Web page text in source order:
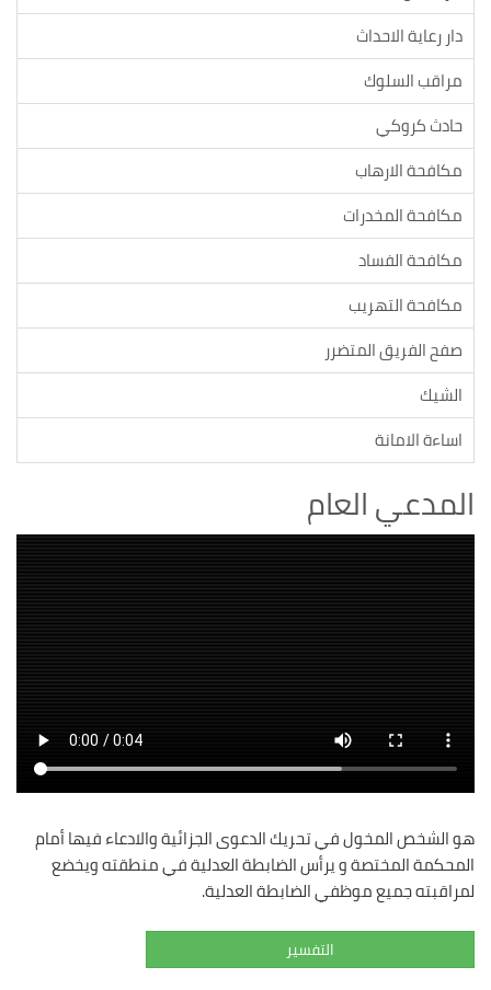
دار رعاية الاحداث
مراقب السلوك
حادث كروكي
مكافحة الارهاب
مكافحة المخدرات
مكافحة الفساد
مكافحة التهريب
صفح الفريق المتضرر
الشيك
اساءة الامانة
المدعي العام
هو الشخص المخول في تحريك الدعوى الجزائية والادعاء فيها أمام
المحكمة المختصة و يرأس الضابطة العدلية في منطقته ويخضع
لمراقبته جميع موظفي الضابطة العدلية.